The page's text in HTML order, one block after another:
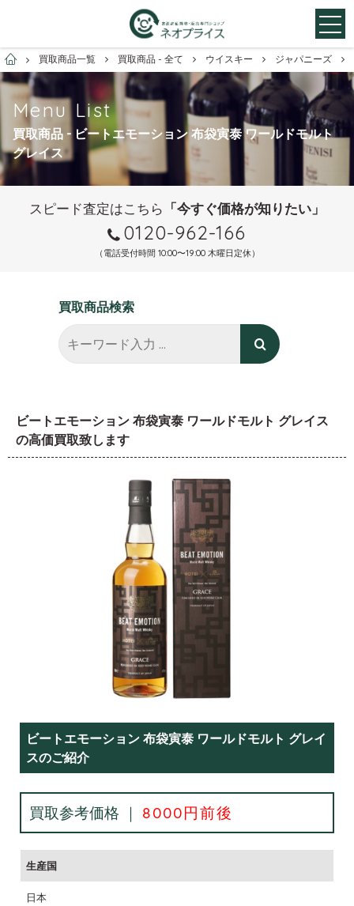
お酒買取専門店ネオプライス
買取商品一覧 買取商品 - 全て ウイスキー ジャパニーズ
Menu List
買取商品 - ビートエモーション 布袋寅泰 ワールドモルト
グレイス
スピード査定はこちら 「今すぐ価格が知りたい」
0120-962-166
（電話受付時間 10:00〜19:00 木曜日定休）
買取商品検索
ビートエモーション 布袋寅泰 ワールドモルト グレイス
の高価買取致します
ビートエモーション 布袋寅泰 ワールドモルト グレイ
スのご紹介
買取参考価格 ｜ 8000円前後
生産国
日本